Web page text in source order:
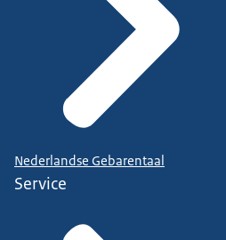
Nederlandse Gebarentaal
Service